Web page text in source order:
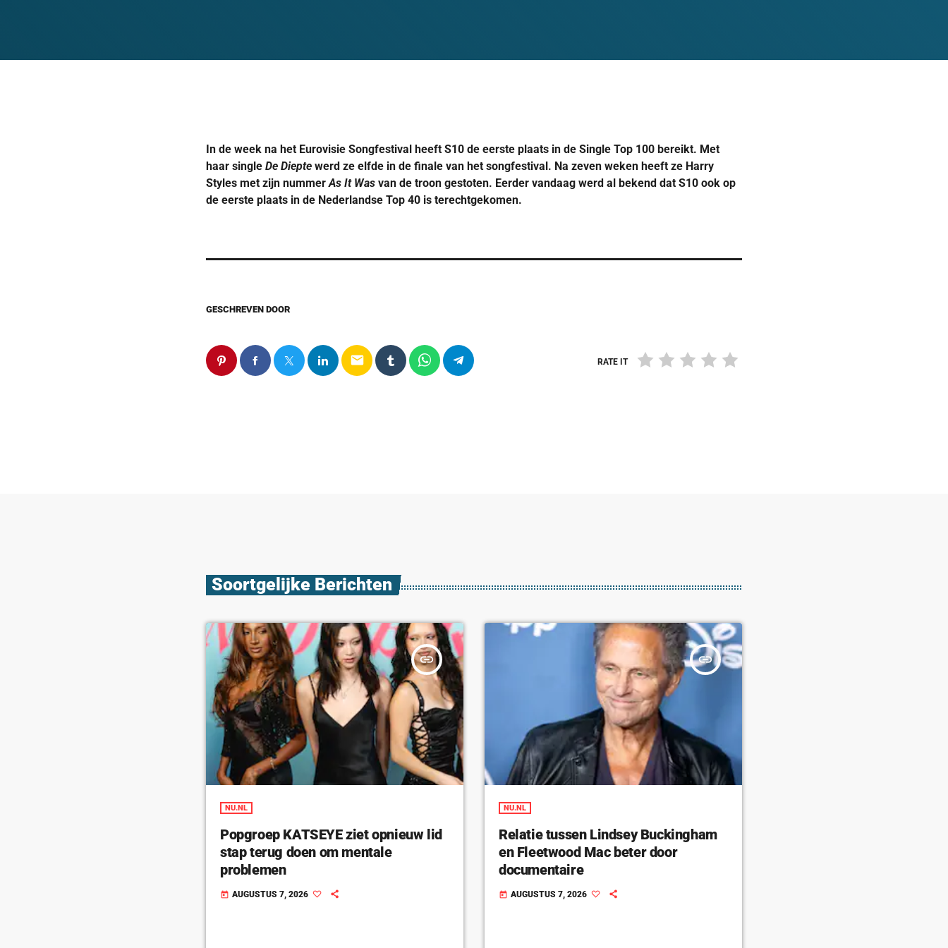
In de week na het Eurovisie Songfestival heeft S10 de eerste plaats in de Single Top 100 bereikt. Met
haar single De Diepte werd ze elfde in de finale van het songfestival. Na zeven weken heeft ze Harry
Styles met zijn nummer As It Was van de troon gestoten. Eerder vandaag werd al bekend dat S10 ook op
de eerste plaats in de Nederlandse Top 40 is terechtgekomen.
GESCHREVEN DOOR
email RATE IT
Soortgelijke Berichten
insert_link
NU.NL
Popgroep KATSEYE ziet opnieuw lid
stap terug doen om mentale
problemen
today AUGUSTUS 7, 2026
insert_link
NU.NL
Relatie tussen Lindsey Buckingham
en Fleetwood Mac beter door
documentaire
today AUGUSTUS 7, 2026